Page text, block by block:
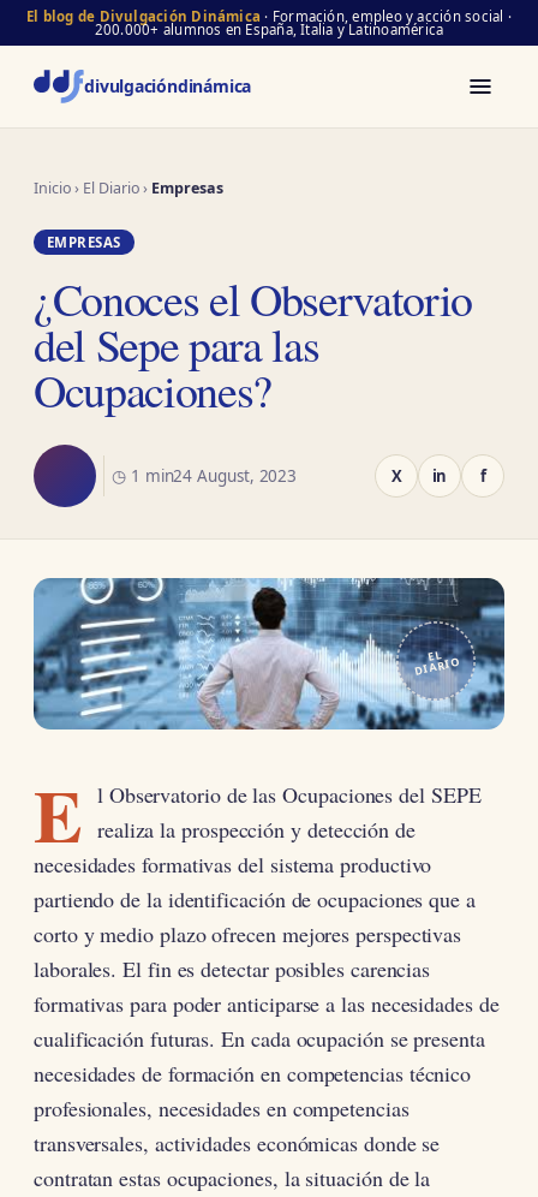
El blog de Divulgación Dinámica · Formación, empleo y acción social ·
200.000+ alumnos en España, Italia y Latinoamérica
divulgacióndinámica
Inicio› El Diario› Empresas
EMPRESAS
¿Conoces el Observatorio
del Sepe para las
Ocupaciones?
◷ 1 min24 August, 2023 X in f
EL
DIARIO
E l Observatorio de las Ocupaciones del SEPE
realiza la prospección y detección de
necesidades formativas del sistema productivo
partiendo de la identificación de ocupaciones que a
corto y medio plazo ofrecen mejores perspectivas
laborales. El fin es detectar posibles carencias
formativas para poder anticiparse a las necesidades de
cualificación futuras. En cada ocupación se presenta
necesidades de formación en competencias técnico
profesionales, necesidades en competencias
transversales, actividades económicas donde se
contratan estas ocupaciones, la situación de la